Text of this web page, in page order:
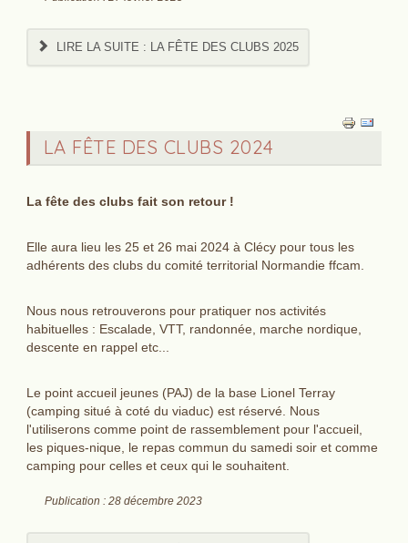
LIRE LA SUITE : ‌LA FÊTE DES CLUBS 2025
‌LA FÊTE DES CLUBS 2024
‌La fête des clubs fait son retour !
Elle aura lieu les 25 et 26 mai 2024 à Clécy pour tous les
adhérents des clubs du comité territorial Normandie ffcam.
Nous nous retrouverons pour pratiquer nos activités
habituelles : Escalade, VTT, randonnée, marche nordique,
descente en rappel etc...
Le point accueil jeunes (PAJ) de la base Lionel Terray
(camping situé à coté du viaduc) est réservé. Nous
l'utiliserons comme point de rassemblement pour l'accueil,
les piques-nique, le repas commun du samedi soir et comme
camping pour celles et ceux qui le souhaitent.
Publication : 28 décembre 2023